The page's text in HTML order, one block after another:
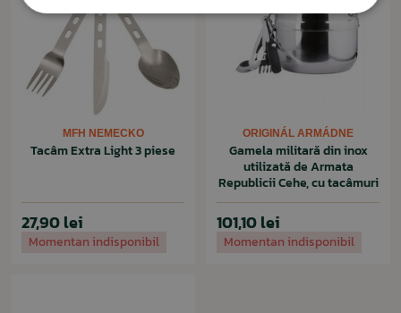
MFH NEMECKO
Tacâm Extra Light 3 piese
27,90 lei
Momentan indisponibil
ORIGINÁL ARMÁDNE
Gamela militară din inox
utilizată de Armata
Republicii Cehe, cu tacâmuri
101,10 lei
Momentan indisponibil